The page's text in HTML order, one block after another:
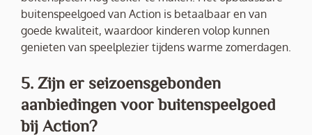
buitenspeelgoed van Action is betaalbaar en van
goede kwaliteit, waardoor kinderen volop kunnen
genieten van speelplezier tijdens warme zomerdagen.
5. Zijn er seizoensgebonden
aanbiedingen voor buitenspeelgoed
bij Action?